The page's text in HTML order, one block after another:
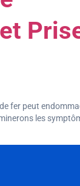
fer peut
les